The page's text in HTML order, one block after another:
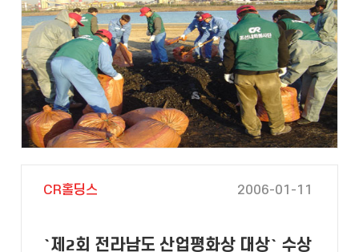
CR홀딩스 2006-01-11
`제2회 전라남도 산업평화상 대상` 수상